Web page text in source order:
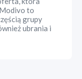
to
grupy
ubrania i